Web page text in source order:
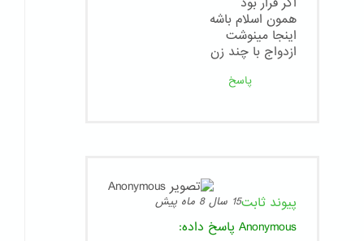
همون اسلام باشه
اینجا مینوشت
ازدواج با چند زن
پاسخ
پیوند ثابت15 سال 8 ماه پیش
Anonymous پاسخ داده: